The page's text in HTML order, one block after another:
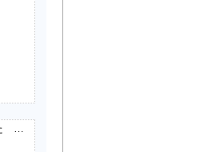
【売り切れ】 新品 みすゞうた 半幅帯 鯨法会 黄緑